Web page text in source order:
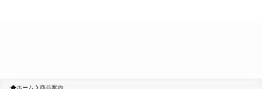
ホーム 商品案内